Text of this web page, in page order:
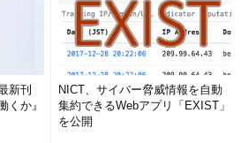
新刊
くか』
NICT、サイバー脅威情報を自動
集約できるWebアプリ「EXIST」
を公開